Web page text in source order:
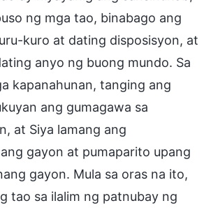
ng mga tao, binabago ang
kuro at dating disposisyon, at
anyo ng buong mundo. Sa
kapanahunan, tanging ang
ang gumagawa sa
at Siya lamang ang
gayon at pumaparito upang
gayon. Mula sa oras na ito,
tao sa ilalim ng patnubay ng